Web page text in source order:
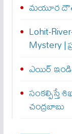
మయూర
Lohit-
Mystery |
ఎయిర్‌
సంకల్పిస్తే
చంద్రబాబు